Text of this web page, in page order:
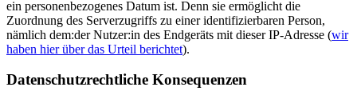
ein personenbezogenes Datum ist. Denn sie ermöglicht die
Zuordnung des Serverzugriffs zu einer identifizierbaren Person,
nämlich dem:der Nutzer:in des Endgeräts mit dieser IP-Adresse (wir
haben hier über das Urteil berichtet).
Datenschutzrechtliche Konsequenzen